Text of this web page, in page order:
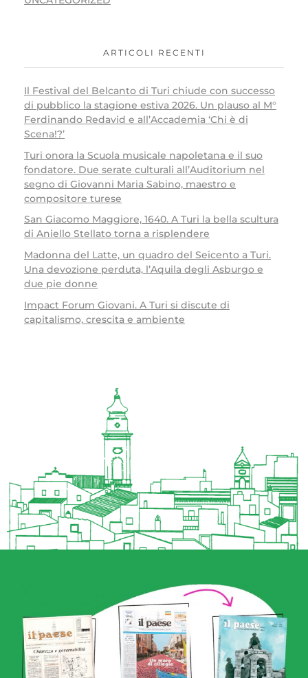
ARTICOLI RECENTI
Il Festival del Belcanto di Turi chiude con successo
di pubblico la stagione estiva 2026. Un plauso al M°
Ferdinando Redavid e all’Accademia ‘Chi è di
Scena!?’
Turi onora la Scuola musicale napoletana e il suo
fondatore. Due serate culturali all’Auditorium nel
segno di Giovanni Maria Sabino, maestro e
compositore turese
San Giacomo Maggiore, 1640. A Turi la bella scultura
di Aniello Stellato torna a risplendere
Madonna del Latte, un quadro del Seicento a Turi.
Una devozione perduta, l’Aquila degli Asburgo e
due pie donne
Impact Forum Giovani. A Turi si discute di
capitalismo, crescita e ambiente